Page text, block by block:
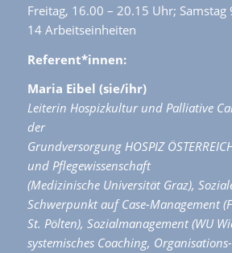
Freitag, 16.00 – 20.15 Uhr;
14 Arbeitseinheiten
Referent*innen:
Maria Eibel (sie/ihr)
Leiterin Hospizkultur und Palliative
der
Grundversorgung HOSPIZ
und Pflegewissenschaft
(Medizinische Universität Graz),
Schwerpunkt auf Case-Management
St. Pölten), Sozialmanagement (WU
systemisches Coaching,